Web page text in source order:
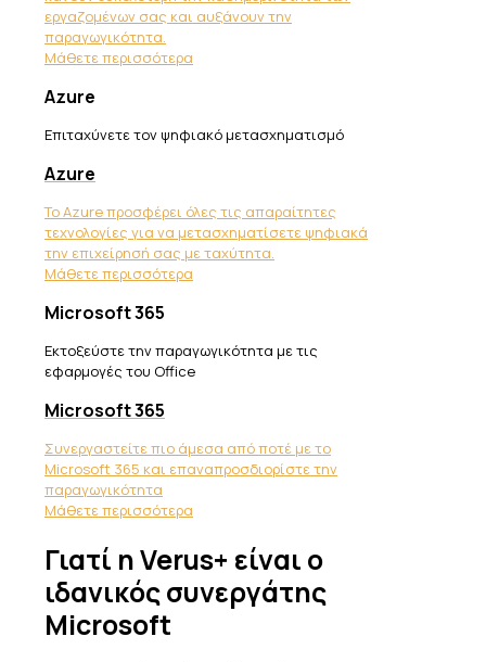
εργαζομένων σας και αυξάνουν την
παραγωγικότητα.
Μάθετε περισσότερα
Azure
Επιταχύνετε τον ψηφιακό μετασχηματισμό
Azure
Το Azure προσφέρει όλες τις απαραίτητες
τεχνολογίες για να μετασχηματίσετε ψηφιακά
την επιχείρησή σας με ταχύτητα.
Μάθετε περισσότερα
Microsoft 365
Εκτοξεύστε την παραγωγικότητα με τις
εφαρμογές του Office
Microsoft 365
Συνεργαστείτε πιο άμεσα από ποτέ με το
Microsoft 365 και επαναπροσδιορίστε την
παραγωγικότητα
Μάθετε περισσότερα
Γιατί η Verus+ είναι ο
ιδανικός συνεργάτης
Microsoft